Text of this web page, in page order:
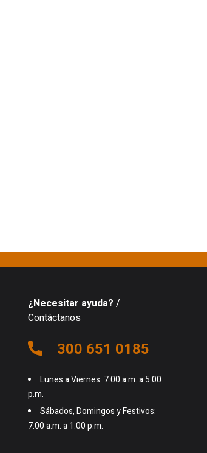
¿Necesitar ayuda? /
Contáctanos
300 651 0185
Lunes a Viernes: 7:00 a.m. a 5:00
p.m.
Sábados, Domingos y Festivos:
7:00 a.m. a 1:00 p.m.